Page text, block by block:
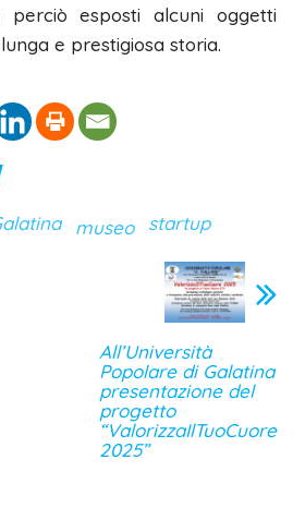
perciò esposti alcuni oggetti
e prestigiosa storia.
museo startup
All’Università
Popolare di Galatina
presentazione del
progetto
“ValorizzaIlTuoCuore
2025”